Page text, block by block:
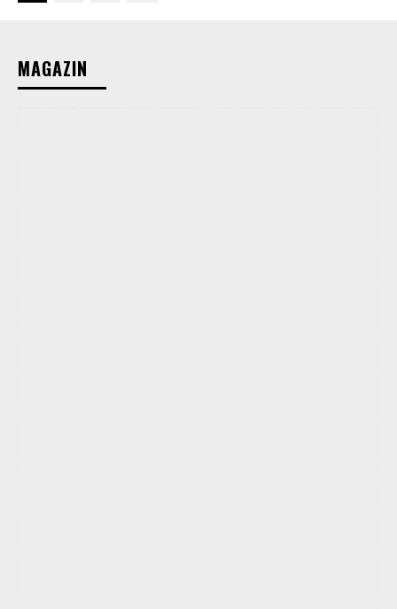
MAGAZIN